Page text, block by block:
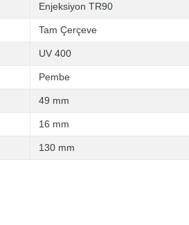
Enjeksiyon TR90
Tam Çerçeve
UV 400
Pembe
49 mm
16 mm
130 mm